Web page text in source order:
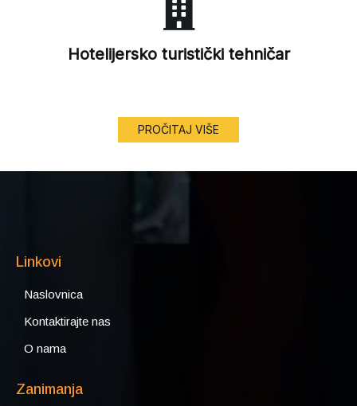
Hotelijersko turistički tehničar
PROČITAJ VIŠE
Linkovi
Naslovnica
Kontaktirajte nas
O nama
Zanimanja